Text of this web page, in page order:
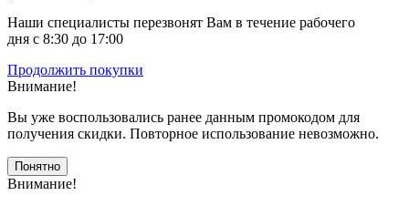
Наши специалисты перезвонят Вам в течение рабочего
дня с 8:30 до 17:00
Продолжить покупки
Внимание!
Вы уже воспользовались ранее данным промокодом для
получения скидки. Повторное использование невозможно.
Понятно
Внимание!